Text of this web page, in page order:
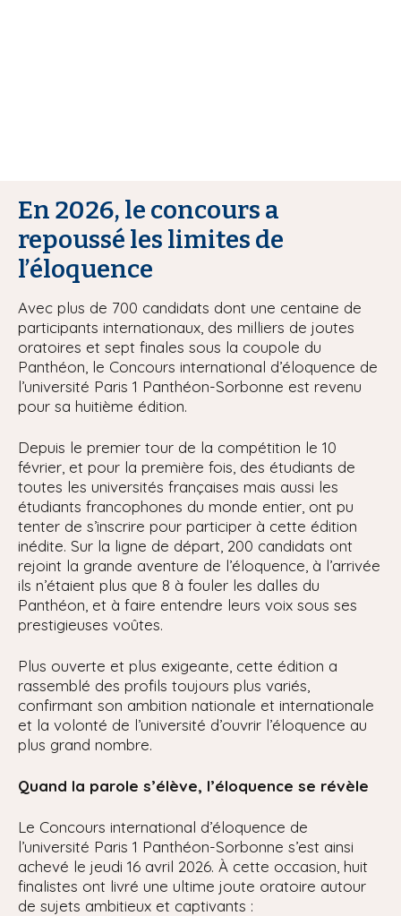
En 2026, le concours a
repoussé les limites de
l’éloquence
Avec plus de 700 candidats dont une centaine de
participants internationaux, des milliers de joutes
oratoires et sept finales sous la coupole du
Panthéon, le Concours international d’éloquence de
l’université Paris 1 Panthéon-Sorbonne est revenu
pour sa huitième édition.
Depuis le premier tour de la compétition le 10
février, et pour la première fois, des étudiants de
toutes les universités françaises mais aussi les
étudiants francophones du monde entier, ont pu
tenter de s’inscrire pour participer à cette édition
inédite. Sur la ligne de départ, 200 candidats ont
rejoint la grande aventure de l’éloquence, à l’arrivée
ils n’étaient plus que 8 à fouler les dalles du
Panthéon, et à faire entendre leurs voix sous ses
prestigieuses voûtes.
Plus ouverte et plus exigeante, cette édition a
rassemblé des profils toujours plus variés,
confirmant son ambition nationale et internationale
et la volonté de l’université d’ouvrir l’éloquence au
plus grand nombre.
Quand la parole s’élève, l’éloquence se révèle
Le Concours international d’éloquence de
l’université Paris 1 Panthéon-Sorbonne s’est ainsi
achevé le jeudi 16 avril 2026. À cette occasion, huit
finalistes ont livré une ultime joute oratoire autour
de sujets ambitieux et captivants :